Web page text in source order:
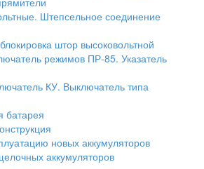
Штепсельное соединение
штор высоковольтной
режимов ПР-85. Указатель
КУ. Выключатель типа
батарея
новых аккумуляторов
аккумуляторов